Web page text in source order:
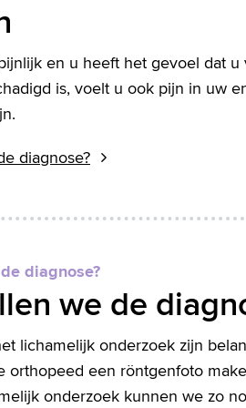
en u heeft het gevoel dat
is, voelt u ook pijn in uw
diagnose?
diagnose?
we de
lichamelijk onderzoek zijn
orthopeed een röntgenfoto
onderzoek kunnen we zo